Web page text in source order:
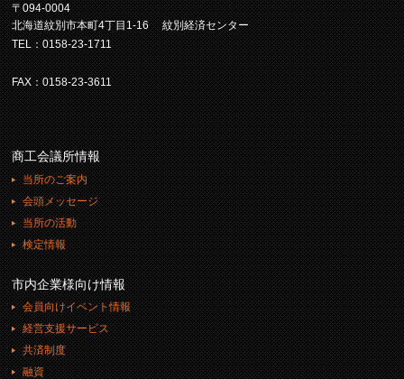
〒094-0004
北海道紋別市本町4丁目1-16 紋別経済センター
TEL：0158-23-1711
FAX：0158-23-3611
商工会議所情報
当所のご案内
会頭メッセージ
当所の活動
検定情報
市内企業様向け情報
会員向けイベント情報
経営支援サービス
共済制度
融資